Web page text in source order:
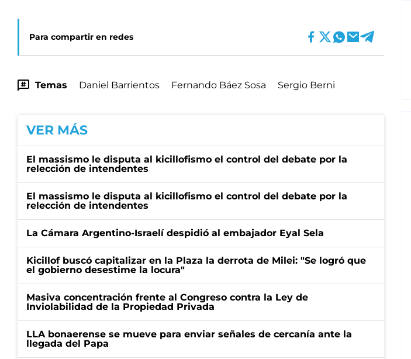
Para compartir en redes
Temas Daniel Barrientos Fernando Báez Sosa Sergio Berni
VER MÁS
El massismo le disputa al kicillofismo el control del debate por la
relección de intendentes
El massismo le disputa al kicillofismo el control del debate por la
relección de intendentes
La Cámara Argentino-Israelí despidió al embajador Eyal Sela
Kicillof buscó capitalizar en la Plaza la derrota de Milei: "Se logró que
el gobierno desestime la locura"
Masiva concentración frente al Congreso contra la Ley de
Inviolabilidad de la Propiedad Privada
LLA bonaerense se mueve para enviar señales de cercanía ante la
llegada del Papa